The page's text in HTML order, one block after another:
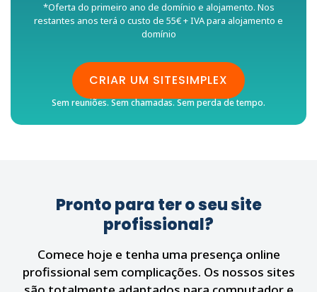
*Oferta do primeiro ano de domínio e alojamento. Nos
restantes anos terá o custo de 55€ + IVA para alojamento e
domínio
CRIAR UM SITESIMPLEX
Sem reuniões. Sem chamadas. Sem perda de tempo.
Pronto para ter o seu site
profissional?
Comece hoje e tenha uma presença online
profissional sem complicações. Os nossos sites